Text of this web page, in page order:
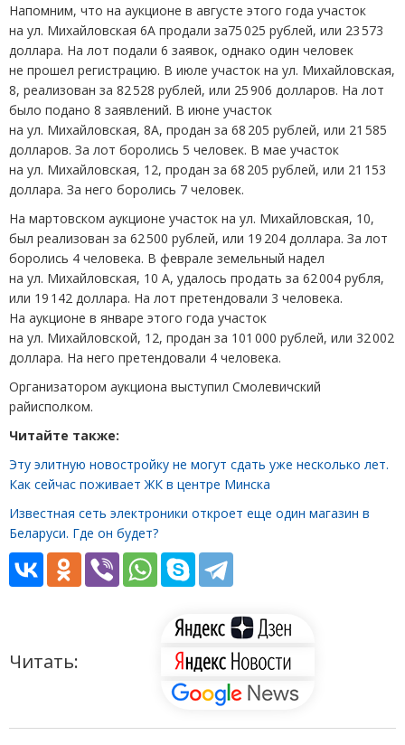
Напомним, что на аукционе в августе этого года участок
на ул. Михайловская 6А продали за75 025 рублей, или 23 573
доллара. На лот подали 6 заявок, однако один человек
не прошел регистрацию. В июле участок на ул. Михайловская,
8, реализован за 82 528 рублей, или 25 906 долларов. На лот
было подано 8 заявлений. В июне участок
на ул. Михайловская, 8А, продан за 68 205 рублей, или 21 585
долларов. За лот боролись 5 человек. В мае участок
на ул. Михайловская, 12, продан за 68 205 рублей, или 21 153
доллара. За него боролись 7 человек.
На мартовском аукционе участок на ул. Михайловская, 10,
был реализован за 62 500 рублей, или 19 204 доллара. За лот
боролись 4 человека. В феврале земельный надел
на ул. Михайловская, 10 А, удалось продать за 62 004 рубля,
или 19 142 доллара. На лот претендовали 3 человека.
На аукционе в январе этого года участок
на ул. Михайловской, 12, продан за 101 000 рублей, или 32 002
доллара. На него претендовали 4 человека.
Организатором аукциона выступил Смолевичский
райисполком.
Читайте также:
Эту элитную новостройку не могут сдать уже несколько лет.
Как сейчас поживает ЖК в центре Минска
Известная сеть электроники откроет еще один магазин в
Беларуси. Где он будет?
Читать: